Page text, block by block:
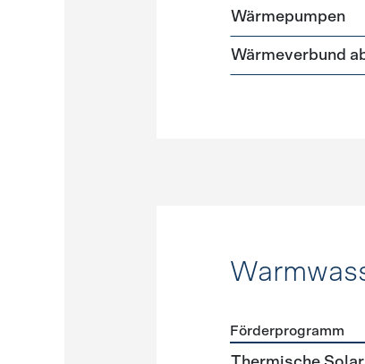
Wärmepumpen
Wärmeverbund
Förderprogramme
Förderprogramm